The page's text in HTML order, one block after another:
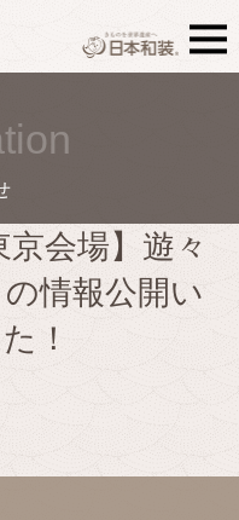
会場】遊々
情報公開い
！